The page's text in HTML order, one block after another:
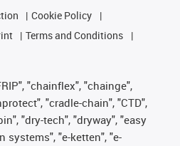
Cookie Policy
Terms and Conditions
"chainflex", "chainge",
"cradle-chain", "CTD",
"dry-tech", "dryway", "easy
systems", "e-ketten", "e-